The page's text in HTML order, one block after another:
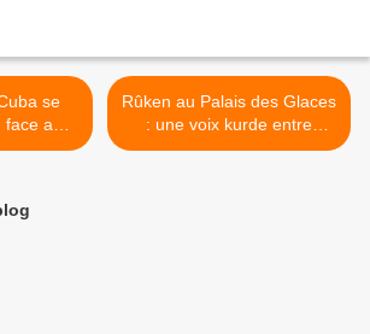
aux
Rûken au Palais des Glaces
: une voix kurde entre
frissons et résistance (+